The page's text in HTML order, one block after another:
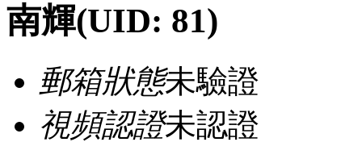
南輝(UID: 81)
郵箱狀態未驗證
視頻認證未認證